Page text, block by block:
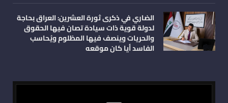
الضاري في ذكرى ثورة العشرين: العراق بحاجة
لدولة قوية ذات سيادة تصان فيها الحقوق
والحريات وينصف فيها المظلوم ويُحاسب
الفاسد أيا كان موقعه